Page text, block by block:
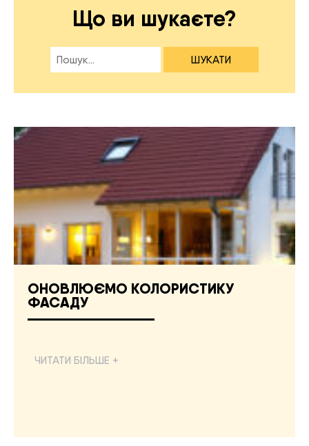
Що ви шукаєте?
ШУКАТИ
ОНОВЛЮЄМО КОЛОРИСТИКУ
ФАСАДУ
ЧИТАТИ БІЛЬШЕ +